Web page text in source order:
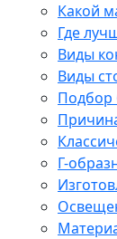
Какой
Где
Виды
Виды
Подбор
Г-